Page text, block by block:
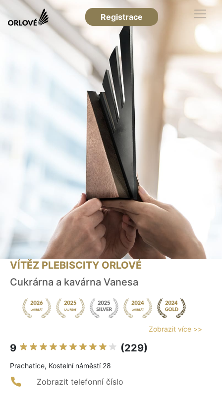
Registrace
VÍTĚZ PLEBISCITY ORLOVÉ
Cukrárna a kavárna Vanesa
Zobrazit více >>
9 (229)
Prachatice, Kostelní náměstí 28
Zobrazit telefonní číslo